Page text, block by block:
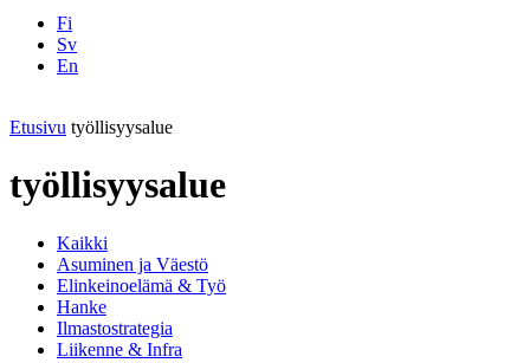
Fi
Sv
En
Etusivu työllisyysalue
työllisyysalue
Kaikki
Asuminen ja Väestö
Elinkeinoelämä & Työ
Hanke
Ilmastostrategia
Liikenne & Infra